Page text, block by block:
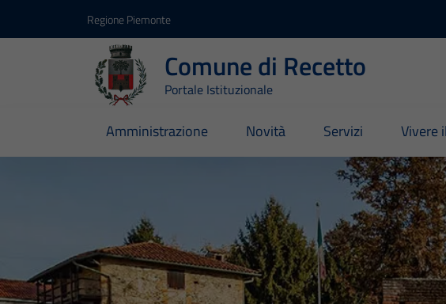
Regione Piemonte
Comune di Recetto
Portale Istituzionale
Amministrazione Novità Servizi Vivere